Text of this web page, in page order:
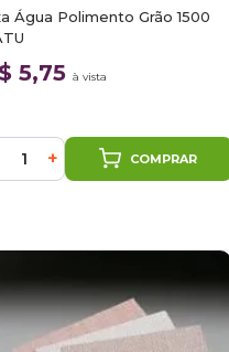
Água Polimento Grão 1500
5,75 à vista
+ COMPRAR